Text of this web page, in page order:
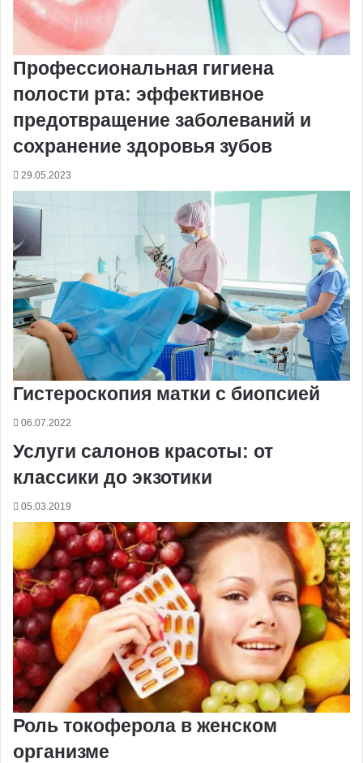
Профессиональная гигиена
полости рта: эффективное
предотвращение заболеваний и
сохранение здоровья зубов
29.05.2023
Гистероскопия матки с биопсией
06.07.2022
Услуги салонов красоты: от
классики до экзотики
05.03.2019
Роль токоферола в женском
организме